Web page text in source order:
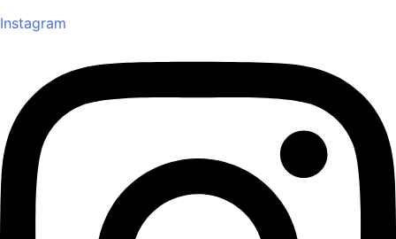
Instagram